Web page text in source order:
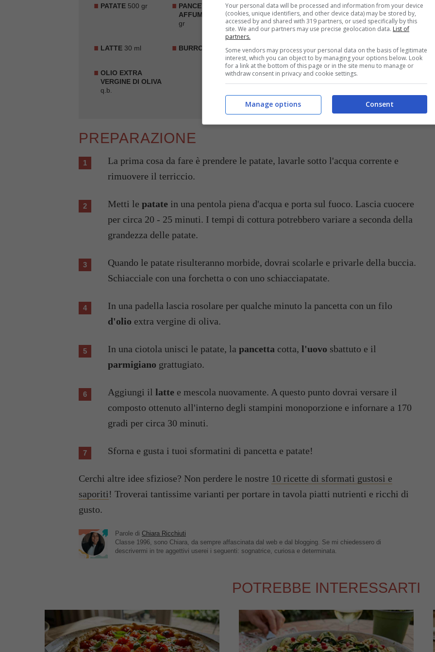
PATATE 500 gr
PANCETTA
AFFUMICATA
120
gr
PARMIGIANO
GRATTUGIATO30
gr
UOVO1
LATTE 30 ml BURRO 1 noce SALEq.b. PEPEq.b.
OLIO EXTRA
VERGINE DI OLIVA
q.b.
PREPARAZIONE
La prima cosa da fare è prendere le patate, lavarle sotto l'acqua corrente e
rimuovere il terriccio.
Metti le patate in una pentola piena d'acqua e porta sul fuoco. Lascia cuocere
per circa 20 - 25 minuti. I tempi di cottura potrebbero variare a seconda della
grandezza delle patate.
Quando le patate risulteranno morbide, dovrai scolarle e privarle della buccia.
Schiacciale con una forchetta o con uno schiacciapatate.
In una padella lascia rosolare per qualche minuto la pancetta con un filo
d'olio extra vergine di oliva.
In una ciotola unisci le patate, la pancetta cotta, l'uovo sbattuto e il
parmigiano grattugiato.
Aggiungi il latte e mescola nuovamente. A questo punto dovrai versare il
composto ottenuto all'interno degli stampini monoporzione e infornare a 170
gradi per circa 30 minuti.
Sforna e gusta i tuoi sformatini di pancetta e patate!
Cerchi altre idee sfiziose? Non perdere le nostre 10 ricette di sformati gustosi e
saporiti! Troverai tantissime varianti per portare in tavola piatti nutrienti e ricchi di
gusto.
Parole di Chiara Ricchiuti
Classe 1996, sono Chiara, da sempre affascinata dal web e dal blogging. Se mi chiedessero di
descrivermi in tre aggettivi userei i seguenti: sognatrice, curiosa e determinata.
POTREBBE INTERESSARTI
Your personal data will be processed and information from your device
(cookies, unique identifiers, and other device data) may be stored by,
accessed by and shared with 319 partners, or used specifically by this
site. We and our partners may use precise geolocation data. List of
partners.
Some vendors may process your personal data on the basis of legitimate
interest, which you can object to by managing your options below. Look
for a link at the bottom of this page or in the site menu to manage or
withdraw consent in privacy and cookie settings.
Consent
Manage options